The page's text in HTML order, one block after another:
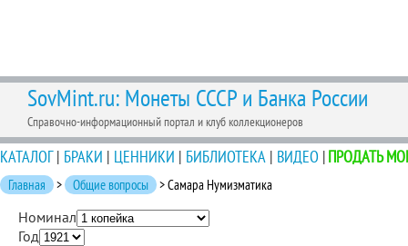
SovMint.ru: Монеты СССР и Банка России
Справочно-информационный портал и клуб коллекционеров
КАТАЛОГ| БРАКИ | ЦЕННИКИ | БИБЛИОТЕКА | ВИДЕО |ПРОДАТЬ
Главная > Общие вопросы > Самара Нумизматика
Номинал
Год